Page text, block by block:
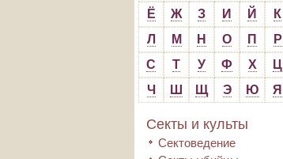
Ё
Ж З И Й
К
Л
М Н О П
Р
С
Т У Ф Х
Ц
Ч
Ш Щ Э Ю Я
Секты и культы
Сектоведение